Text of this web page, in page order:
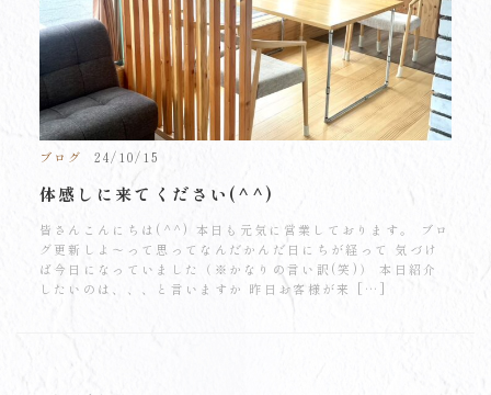
ブログ 24/10/15
体感しに来てください(^^)
皆さんこんにちは(^^) 本日も元気に営業しております。 ブロ
グ更新しよ～って思ってなんだかんだ日にちが経って 気づけ
ば今日になっていました（※かなりの言い訳(笑)） 本日紹介
したいのは、、、と言いますか 昨日お客様が来 […]